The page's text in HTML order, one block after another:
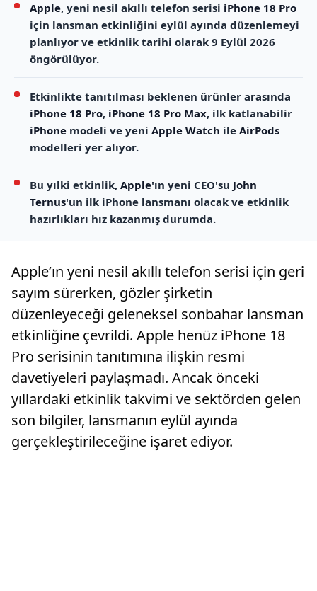
Apple, yeni nesil akıllı telefon serisi iPhone 18 Pro
için lansman etkinliğini eylül ayında düzenlemeyi
planlıyor ve etkinlik tarihi olarak 9 Eylül 2026
öngörülüyor.
Etkinlikte tanıtılması beklenen ürünler arasında
iPhone 18 Pro, iPhone 18 Pro Max, ilk katlanabilir
iPhone modeli ve yeni Apple Watch ile AirPods
modelleri yer alıyor.
Bu yılki etkinlik, Apple'ın yeni CEO'su John
Ternus'un ilk iPhone lansmanı olacak ve etkinlik
hazırlıkları hız kazanmış durumda.
Apple’ın yeni nesil akıllı telefon serisi için geri
sayım sürerken, gözler şirketin
düzenleyeceği geleneksel sonbahar lansman
etkinliğine çevrildi. Apple henüz iPhone 18
Pro serisinin tanıtımına ilişkin resmi
davetiyeleri paylaşmadı. Ancak önceki
yıllardaki etkinlik takvimi ve sektörden gelen
son bilgiler, lansmanın eylül ayında
gerçekleştirileceğine işaret ediyor.